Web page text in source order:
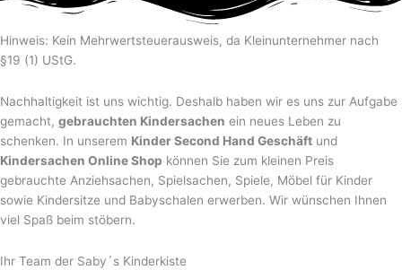
Hinweis: Kein Mehrwertsteuerausweis, da Kleinunternehmer nach
§19 (1) UStG.
Nachhaltigkeit ist uns wichtig. Deshalb haben wir es uns zur Aufgabe
gemacht, gebrauchten Kindersachen ein neues Leben zu
schenken. In unserem Kinder Second Hand Geschäft und
Kindersachen Online Shop können Sie zum kleinen Preis
gebrauchte Anziehsachen, Spiel­sachen, Spiele, Möbel für Kinder
sowie Kindersitze und Babyschalen erwerben. Wir wünschen Ihnen
viel Spaß beim stöbern.
Ihr Team der Saby´s Kinderkiste